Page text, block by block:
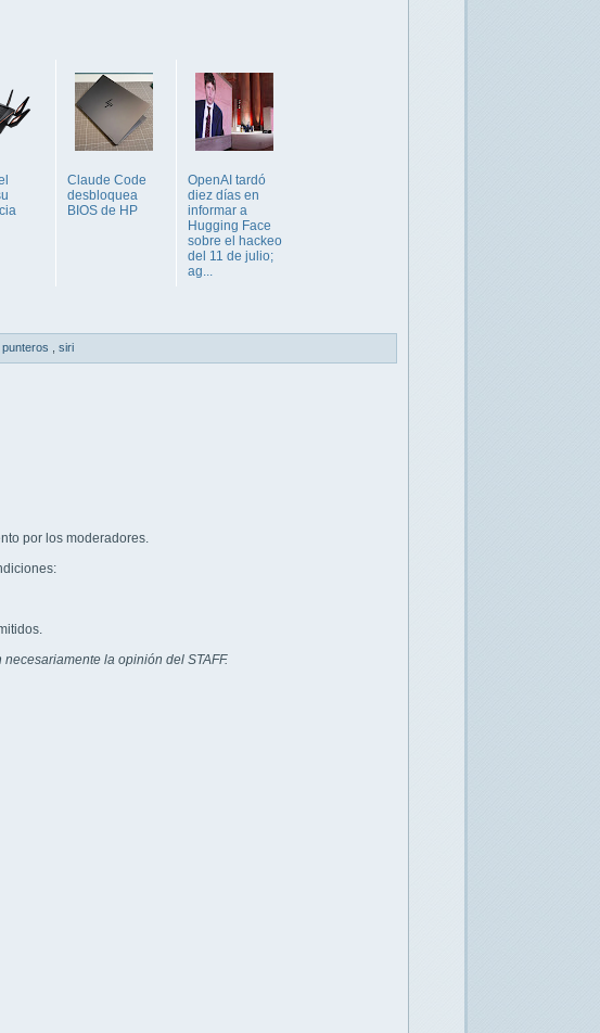
Claude Code
desbloquea
BIOS de HP
OpenAI tardó
diez días en
informar a
Hugging Face
sobre el hackeo
del 11 de julio;
ag...
punteros siri
por los moderadores.
la opinión del STAFF.